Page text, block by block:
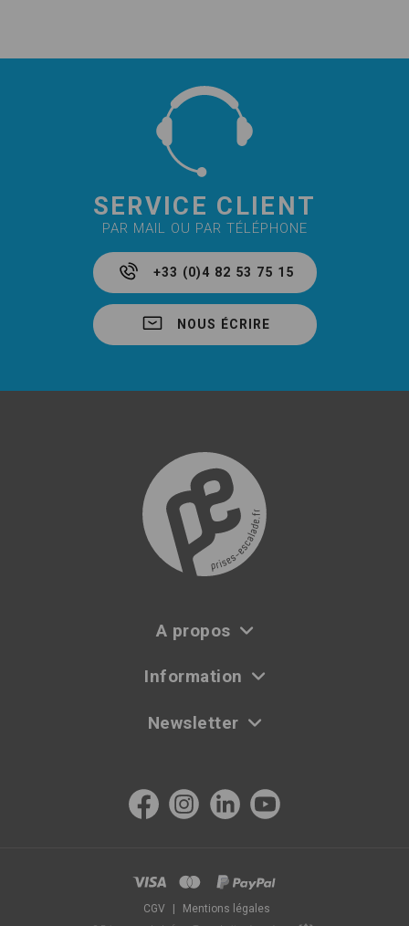
SERVICE CLIENT
PAR MAIL OU PAR TÉLÉPHONE
+33 (0)4 82 53 75 15
NOUS ÉCRIRE
A propos
Information
Newsletter
CGV Mentions légales